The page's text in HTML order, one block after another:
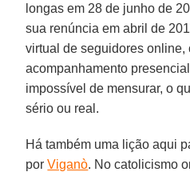
longas em 28 de junho de
sua renúncia em abril de
virtual de seguidores online,
acompanhamento
impossível de mensurar, o
sério ou real.
Há também uma lição aqui
porViganò. No catolicismo